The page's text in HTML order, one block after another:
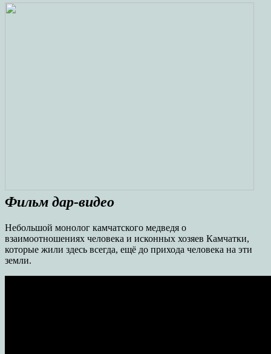
Фильм дар-видео
Небольшой монолог камчатского медведя о
взаимоотношениях человека и исконных хозяев Камчатки,
которые жили здесь всегда, ещё до прихода человека на эти
земли.